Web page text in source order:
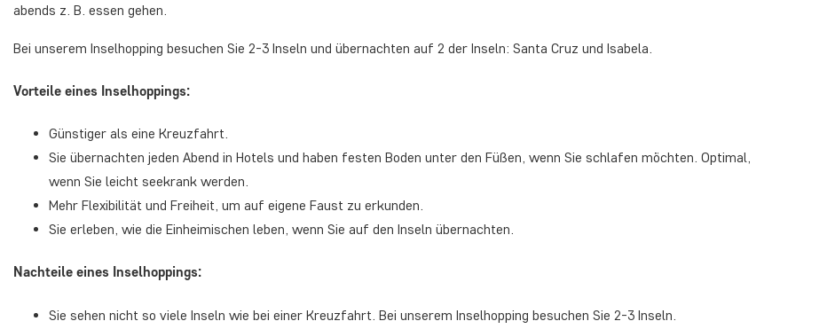
abends z. B. essen gehen.
Bei unserem Inselhopping besuchen Sie 2-3 Inseln und übernachten auf 2 der Inseln: Santa Cruz und Isabela.
Vorteile eines Inselhoppings:
Günstiger als eine Kreuzfahrt.
Sie übernachten jeden Abend in Hotels und haben festen Boden unter den Füßen, wenn Sie schlafen möchten. Optimal,
wenn Sie leicht seekrank werden.
Mehr Flexibilität und Freiheit, um auf eigene Faust zu erkunden.
Sie erleben, wie die Einheimischen leben, wenn Sie auf den Inseln übernachten.
Nachteile eines Inselhoppings:
Sie sehen nicht so viele Inseln wie bei einer Kreuzfahrt. Bei unserem Inselhopping besuchen Sie 2-3 Inseln.